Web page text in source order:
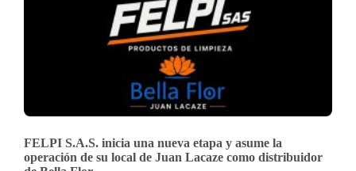
FELPI S.A.S. inicia una nueva etapa y asume la
operación de su local de Juan Lacaze como distribuidor